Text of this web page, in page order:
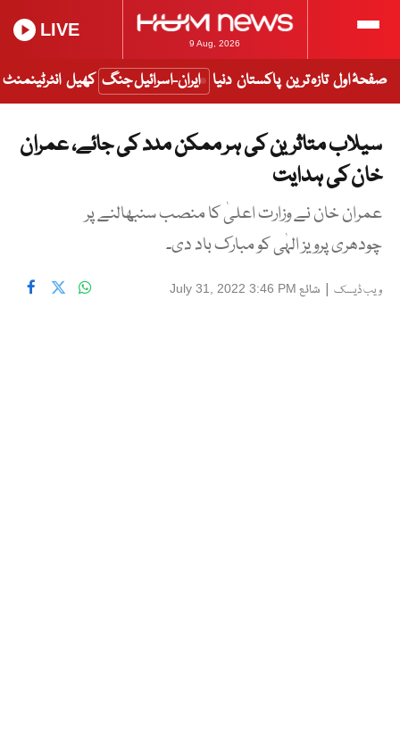
9 Aug, 2026
LIVE
صفحۂ اول تازہ ترین پاکستان دنیا ایران-اسرائیل جنگ کھیل انٹرٹینمنٹ
سیلاب متاثرین کی ہر ممکن مدد کی جائے، عمران
خان کی ہدایت
عمران خان نے وزارت اعلیٰ کا منصب سنبھالنے پر
چودھری پرویز الہٰی کو مبارک باد دی۔
ویب ڈیسک | شائع July 31, 2022 3:46 PM